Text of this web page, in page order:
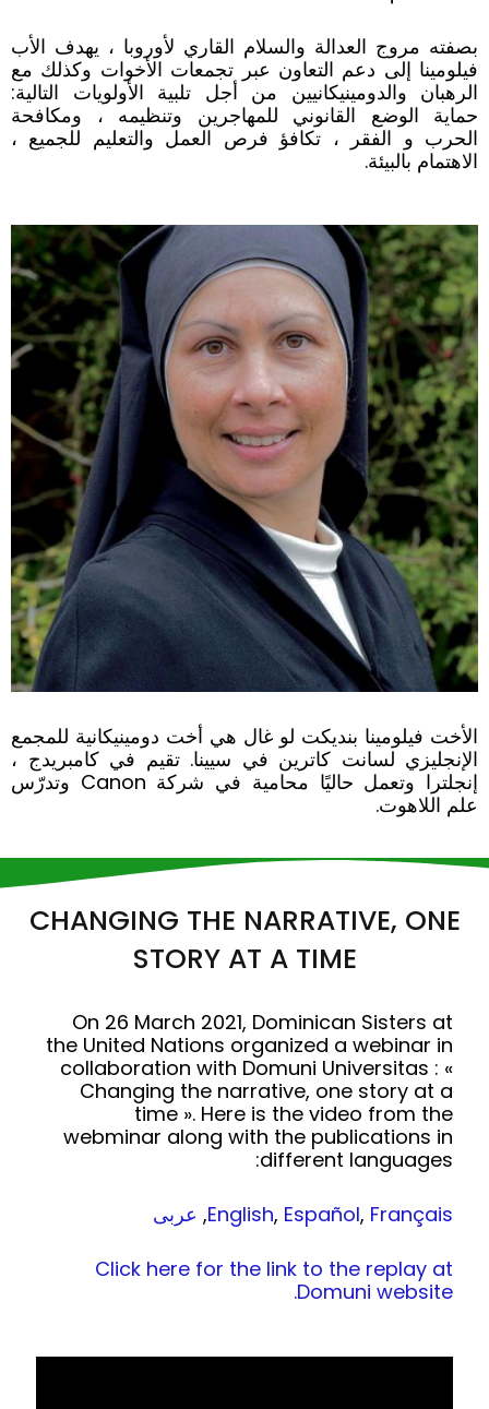
بصفته مروج العدالة والسلام القاري لأوروبا ، يهدف الأب
فيلومينا إلى دعم التعاون عبر تجمعات الأخوات وكذلك مع
الرهبان والدومينيكانيين من أجل تلبية الأولويات التالية:
حماية الوضع القانوني للمهاجرين وتنظيمه ، ومكافحة
الحرب و الفقر ، تكافؤ فرص العمل والتعليم للجميع ،
الاهتمام بالبيئة.
الأخت فيلومينا بنديكت لو غال هي أخت دومينيكانية للمجمع
الإنجليزي لسانت كاترين في سيينا. تقيم في كامبريدج ،
إنجلترا وتعمل حاليًا محامية في شركة Canon وتدرّس
علم اللاهوت.
CHANGING THE NARRATIVE, ONE
STORY AT A TIME
On 26 March 2021, Dominican Sisters at
the United Nations organized a webinar in
collaboration with Domuni Universitas : «
Changing the narrative, one story at a
time ». Here is the video from the
webminar along with the publications in
different languages:
English, Español, Français
, عربى
Click here for the link to the replay at
Domuni website.